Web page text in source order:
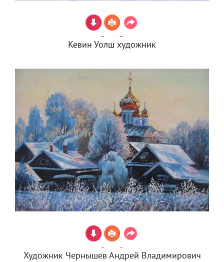
Кевин Уолш художник
Художник Чернышев Андрей Владимирович